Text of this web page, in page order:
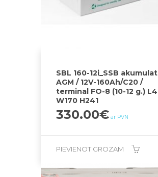
SBL 160-12i_SSB
AGM / 12V-160Ah/C20 /
terminal FO-8 (10-12 g.)
W170 H241
330.00€ ar PVN
PIEVIENOT GROZAM